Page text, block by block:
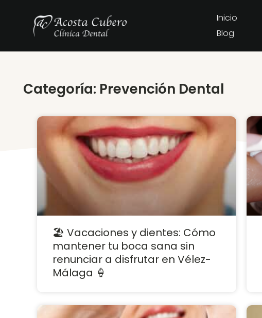
Inicio
Blog
Categoría: Prevención Dental
🏖️ Vacaciones y dientes: Cómo
mantener tu boca sana sin
renunciar a disfrutar en Vélez-
Málaga 🍦